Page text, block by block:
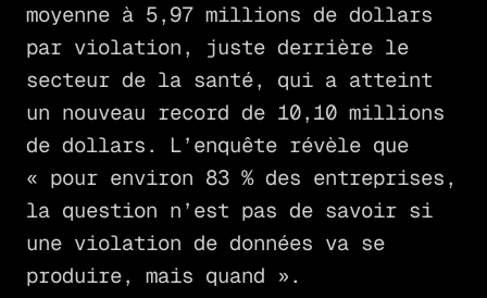
moyenne à 5,97 millions de dollars
par violation, juste derrière le
secteur de la santé, qui a atteint
un nouveau record de 10,10 millions
de dollars. L’enquête révèle que
« pour environ 83 % des entreprises,
la question n’est pas de savoir si
une violation de données va se
produire, mais quand ».